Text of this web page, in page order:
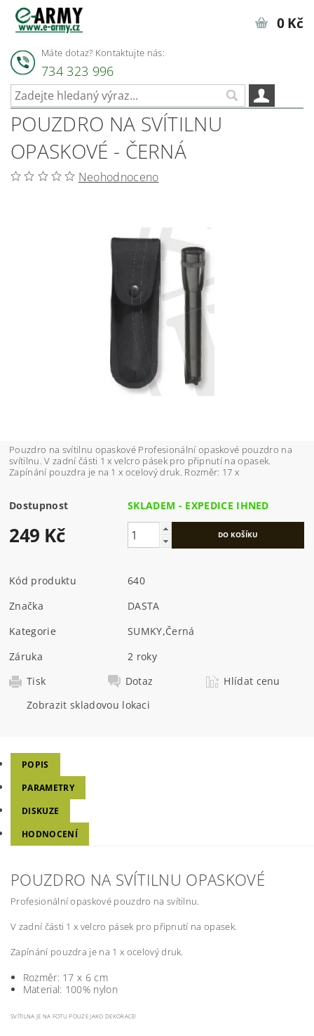
Máte dotaz? Kontaktujte nás:
734 323 996
0 Kč
POUZDRO NA SVÍTILNU
OPASKOVÉ - ČERNÁ
Neohodnoceno
Pouzdro na svítilnu opaskové Profesionální opaskové pouzdro na
svítilnu. V zadní části 1 x velcro pásek pro připnutí na opasek.
Zapínání pouzdra je na 1 x ocelový druk. Rozměr: 17 x
Dostupnost SKLADEM - EXPEDICE IHNED
249 Kč
Kód produktu
640
Značka
DASTA
Kategorie
SUMKY,Černá
Záruka
2 roky
Tisk
Dotaz
Hlídat cenu
Zobrazit skladovou lokaci
POPIS
PARAMETRY
DISKUZE
HODNOCENÍ
POUZDRO NA SVÍTILNU OPASKOVÉ
Profesionální opaskové pouzdro na svítilnu.
V zadní části 1 x velcro pásek pro připnutí na opasek.
Zapínání pouzdra je na 1 x ocelový druk.
Rozměr: 17 x 6 cm
Material: 100% nylon
SVÍTILNA JE NA FOTU POUZE JAKO DEKORACE!